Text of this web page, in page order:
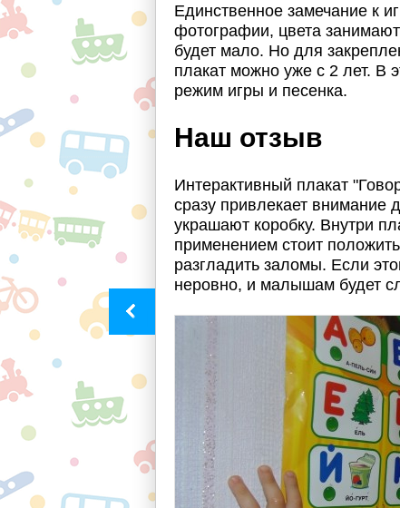
Единственное замечание к
фотографии, цвета
будет мало. Но для
плакат можно уже с 2 лет. В
режим игры и песенка.
Наш отзыв
Интерактивный плакат
сразу привлекает
украшают коробку. Внутри
применением стоит
разгладить заломы. Если
неровно, и малышам будет